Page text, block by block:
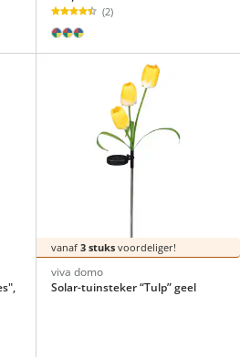
(2)
vanaf 3 stuksvoordeliger!
viva domo
Solar-tuinsteker “Tulp” geel